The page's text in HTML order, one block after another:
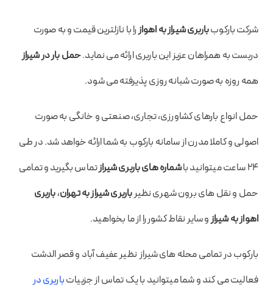
شرکت بارکوبباربری شیراز به اهواز را با نازلترین قیمت و به صورت
دربست به همراهان عزیز این باربری ارائه می نماید.حمل بار در شیراز
همه روزه به صورت شبانه روزی پذیرفته می شود.
حمل انواع بارهای کشاورزی، تجاری،‌ صنعتی و خانگی به صورت
اصولی و کاملا مدرن از سامانه بارکوب به شما ارائه خواهد شد. در طی
۲۴ ساعت میتوانید با
شماره های باربری شیرازتماس بگیرید و تمامی
حمل و نقل های برون شهری نظیر باربری شیراز به تهران،باربری
اهواز به شیراز و سایر نقاط کشور را از ما بخواهید.
بارکوب در تمامی محله های شیراز نظیر عفیف آباد و قصر الدشت
فعالیت می کند و شما میتوانید با یک تماس از جزییاتباربری در